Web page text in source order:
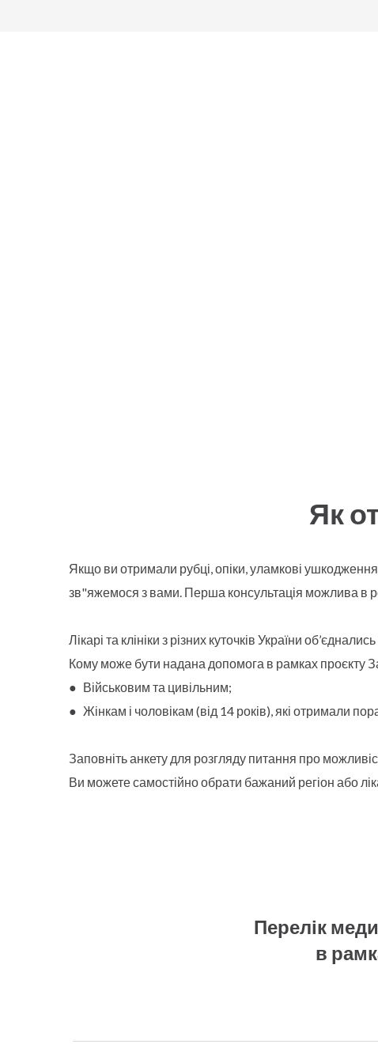
Як
Якщо ви отримали рубці, опіки, уламкові
зв"яжемося з вами. Перша консультація можлива в
Лікарі та клініки з різних куточків України
Кому може бути надана допомога в рамках проєкту
● Військовим та цивільним;
● Жінкам і чоловікам (від 14 років), які отримали
Заповніть анкету для розгляду питання про
Ви можете самостійно обрати бажаний регіон або
Перелік
в